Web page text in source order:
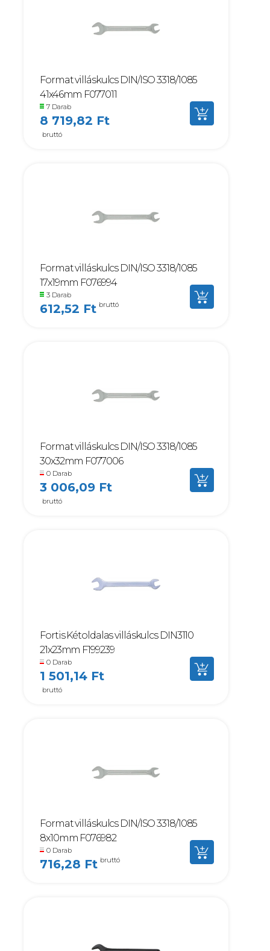
Format villáskulcs DIN/ISO 3318/1085
41x46mm F077011
7 Darab
8 719,82 Ft
bruttó
Format villáskulcs DIN/ISO 3318/1085
17x19mm F076994
3 Darab
612,52 Ft bruttó
Format villáskulcs DIN/ISO 3318/1085
30x32mm F077006
0 Darab
3 006,09 Ft
bruttó
Fortis Kétoldalas villáskulcs DIN3110
21x23mm F199239
0 Darab
1 501,14 Ft
bruttó
Format villáskulcs DIN/ISO 3318/1085
8x10mm F076982
0 Darab
716,28 Ft bruttó